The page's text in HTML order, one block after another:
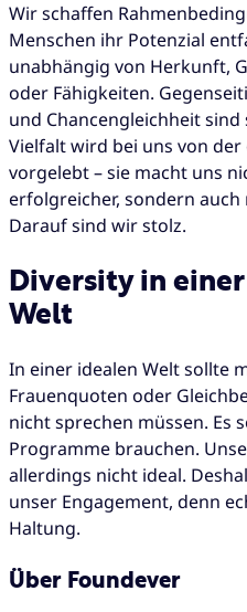
Wir schaffen
Menschen ihr Potenzial
unabhängig von Herkunft,
oder Fähigkeiten.
und Chancengleichheit
Vielfalt wird bei uns von der
vorgelebt – sie macht uns
erfolgreicher, sondern auch
Darauf sind wir stolz.
Diversity in
Welt
In einer idealen Welt sollte
Frauenquoten oder
nicht sprechen müssen. Es
Programme brauchen.
allerdings nicht ideal.
unser Engagement, denn
Haltung.
Über Foundever